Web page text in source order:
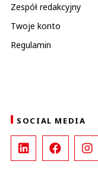
Zespół redakcyjny
Twoje konto
Regulamin
SOCIAL MEDIA